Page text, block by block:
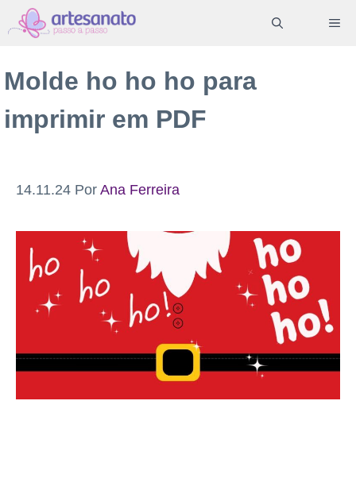
Pular
para
conteúdo
Molde ho ho ho para
imprimir em PDF
14.11.24 Por Ana Ferreira